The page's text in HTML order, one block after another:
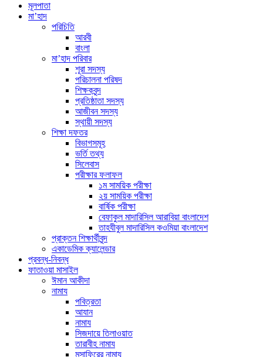
মূলপাতা
মা’হাদ
পরিচিতি
আরবী
বাংলা
মা’হাদ পরিবার
শূরা সদস্য
পরিচালনা পরিষদ
শিক্ষকবৃন্দ
প্রতিষ্ঠাতা সদস্য
আজীবন সদস্য
স্থায়ী সদস্য
শিক্ষা দফতর
বিভাগসমূহ
ভর্তি তথ্য
সিলেবাস
পরীক্ষার ফলাফল
১ম সাময়িক পরীক্ষা
২য় সাময়িক পরীক্ষা
বার্ষিক পরীক্ষা
বেফাকুল মাদারিসিল আরাবিয়া বাংলাদেশ
তাহযীবুল মাদারিসিল কওমিয়া বাংলাদেশ
প্রাক্তন শিক্ষার্থীবৃন্দ
একাডেমিক ক্যালেন্ডার
প্রবন্ধ-নিবন্ধ
ফাতাওয়া মাসাইল
ঈমান আকীদা
নামায
পবিত্রতা
আযান
নামায
সিজদায়ে তিলাওয়াত
তারাবীহ নামায
মুসাফিরের নামায